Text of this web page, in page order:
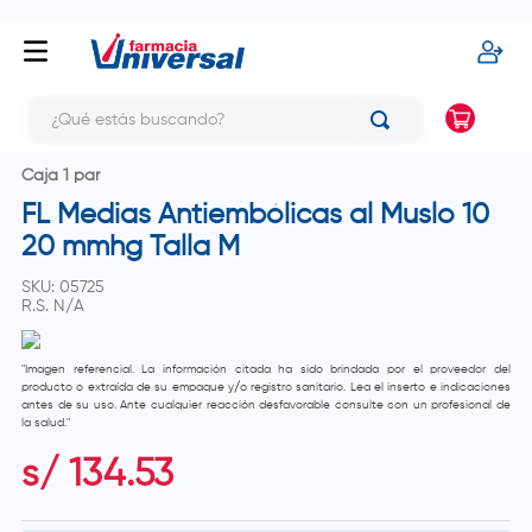
Caja 1 par
FL Medias Antiembólicas al Muslo 10
20 mmhg Talla M
SKU: 05725
R.S. N/A
"Imagen referencial. La información citada ha sido brindada por el proveedor del
producto o extraída de su empaque y/o registro sanitario. Lea el inserto e indicaciones
antes de su uso. Ante cualquier reacción desfavorable consulte con un profesional de
la salud."
s/ 134.53